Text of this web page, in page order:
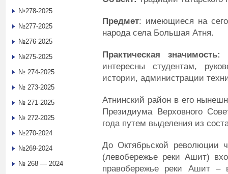
Предмет: имеющиеся на
народа села Большая Атня.
Практическая значимость:
интересны студентам,
истории, администрации
Атнинский район в его
Президиума Верховного
года путем выделения из
До Октябрьской революции
(левобережье реки Ашит)
правобережье реки Ашит –
№278-2025
№277-2025
№276-2025
№275-2025
№ 274-2025
№ 273-2025
№ 271-2025
№ 272-2025
№270-2024
№269-2024
№ 268 — 2024